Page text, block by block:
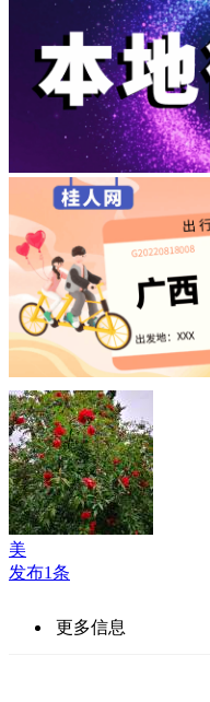
美
发布1条
更多信息